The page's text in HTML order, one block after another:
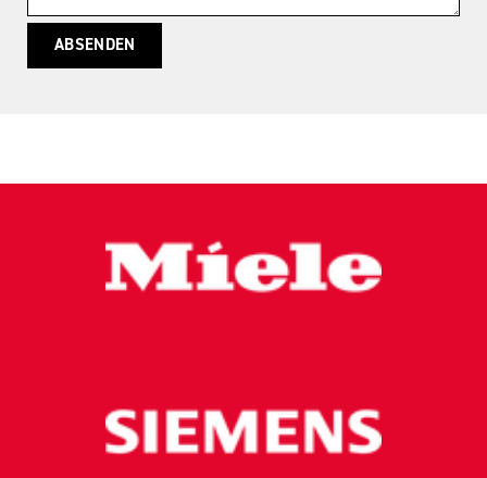
ABSENDEN